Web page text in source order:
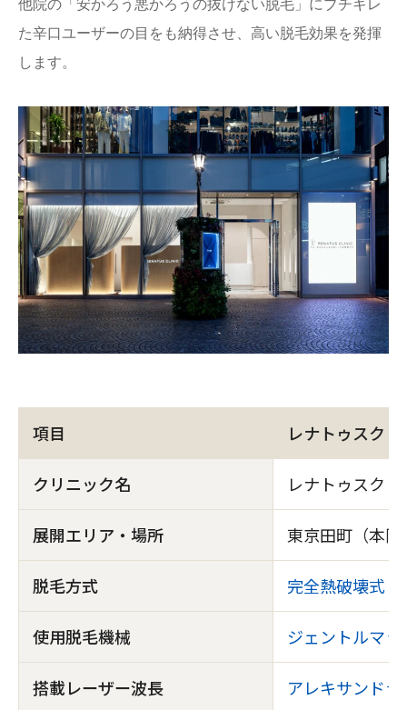
他院の「安かろう悪かろうの抜けない脱毛」にブチギレ
た辛口ユーザーの目をも納得させ、高い脱毛効果を発揮
します。
項目 レナトゥスク
クリニック名 レナトゥスク
展開エリア・場所 東京田町（本
脱毛方式 完全熱破壊式
使用脱毛機械 ジェントルマ
搭載レーザー波長 アレキサンド